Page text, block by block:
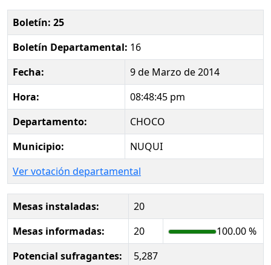
Boletín: 25
Boletín Departamental: 16
Fecha:
9 de Marzo de 2014
Hora:
08:48:45 pm
Departamento:
CHOCO
Municipio:
NUQUI
Ver votación departamental
Mesas instaladas:
20
Mesas informadas:
20
100.00 %
Potencial sufragantes:
5,287